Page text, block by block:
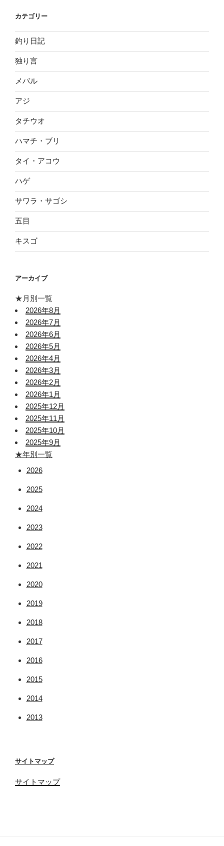
カテゴリー
釣り日記
独り言
メバル
アジ
タチウオ
ハマチ・ブリ
タイ・アコウ
ハゲ
サワラ・サゴシ
五目
キスゴ
アーカイブ
★月別一覧
2026年8月
2026年7月
2026年6月
2026年5月
2026年4月
2026年3月
2026年2月
2026年1月
2025年12月
2025年11月
2025年10月
2025年9月
★年別一覧
2026
2025
2024
2023
2022
2021
2020
2019
2018
2017
2016
2015
2014
2013
サイトマップ
サイトマップ